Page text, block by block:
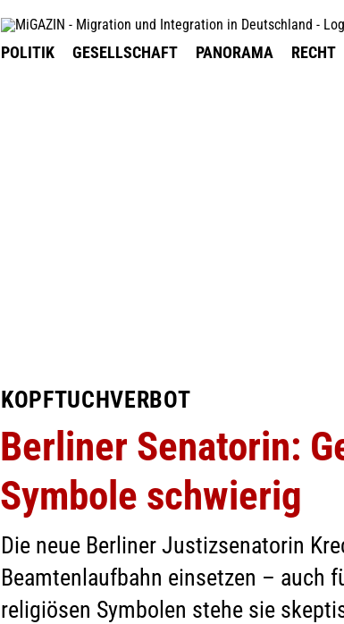
POLITIK GESELLSCHAFT PANORAMA RECHT
KOPFTUCHVERBOT
Berliner Senatorin:
Symbole schwierig
Die neue Berliner Justizsenatorin
Beamtenlaufbahn einsetzen – auch
religiösen Symbolen stehe sie